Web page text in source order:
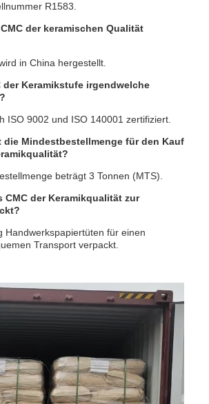
R1583.
der keramischen Qualität
in China hergestellt.
der Keramikstufe irgendwelche
ISO 9002 und ISO 140001 zertifiziert.
die Mindestbestellmenge für den Kauf
beträgt 3 Tonnen (MTS).
CMC der Keramikqualität zur
Handwerkspapiertüten für einen
Transport verpackt.